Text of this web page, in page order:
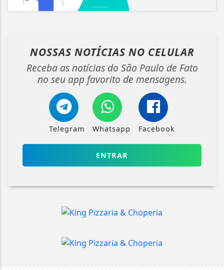
NOSSAS NOTÍCIAS NO CELULAR
Receba as notícias do São Paulo de Fato
no seu app favorito de mensagens.
Telegram Whatsapp Facebook
ENTRAR